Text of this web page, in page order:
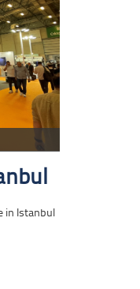
in Istanbul